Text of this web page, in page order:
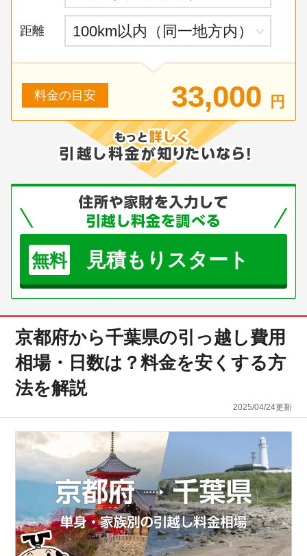
距離
料金の目安 33,000 円
無料 見積もりスタート
京都府から千葉県の引っ越し費用
相場・日数は？料金を安くする方
法を解説
2025/04/24更新